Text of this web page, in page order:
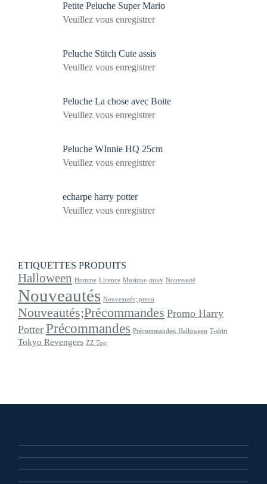
Petite Peluche Super Mario
Veuillez vous enregistrer
Peluche Stitch Cute assis
Veuillez vous enregistrer
Peluche La chose avec Boite
Veuillez vous enregistrer
Peluche WInnie HQ 25cm
Veuillez vous enregistrer
echarpe harry potter
Veuillez vous enregistrer
ETIQUETTES PRODUITS
Halloween Homme Licence Musique nouv Nouveauté
Nouveautés Nouveautés; preco
Nouveautés;Précommandes Promo Harry
Potter Précommandes Précommandes; Halloween T-shirt
Tokyo Revengers ZZ Top